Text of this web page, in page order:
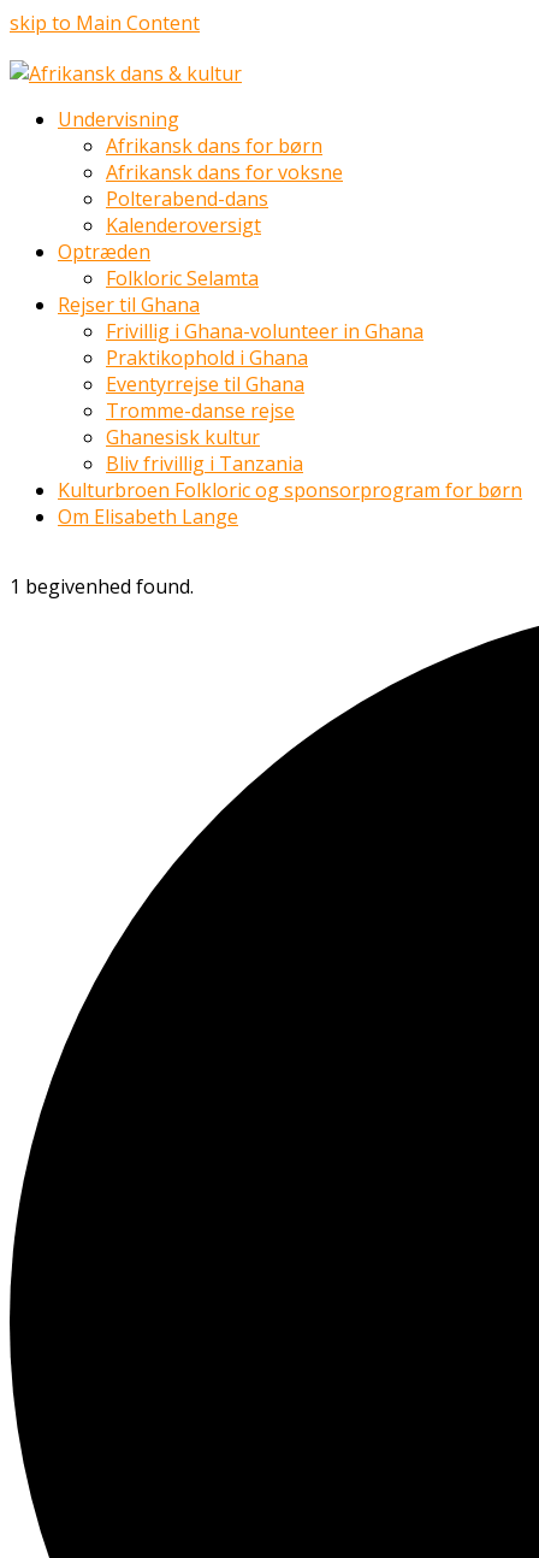
skip to Main Content
Undervisning
Afrikansk dans for børn
Afrikansk dans for voksne
Polterabend-dans
Kalenderoversigt
Optræden
Folkloric Selamta
Rejser til Ghana
Frivillig i Ghana-volunteer in Ghana
Praktikophold i Ghana
Eventyrrejse til Ghana
Tromme-danse rejse
Ghanesisk kultur
Bliv frivillig i Tanzania
Kulturbroen Folkloric og sponsorprogram for børn
Om Elisabeth Lange
1 begivenhed found.